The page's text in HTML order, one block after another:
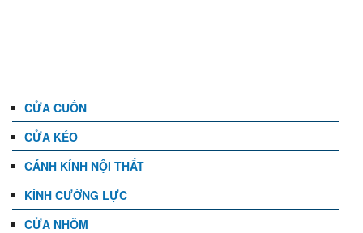
CỬA CUỐN
CỬA KÉO
CÁNH KÍNH NỘI THẤT
KÍNH CƯỜNG LỰC
CỬA NHÔM